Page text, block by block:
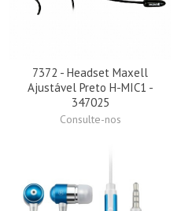
7372 - Headset Maxell
Ajustável Preto H-MIC1 -
347025
Consulte-nos